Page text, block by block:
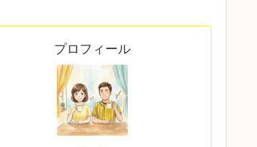
プロフィール